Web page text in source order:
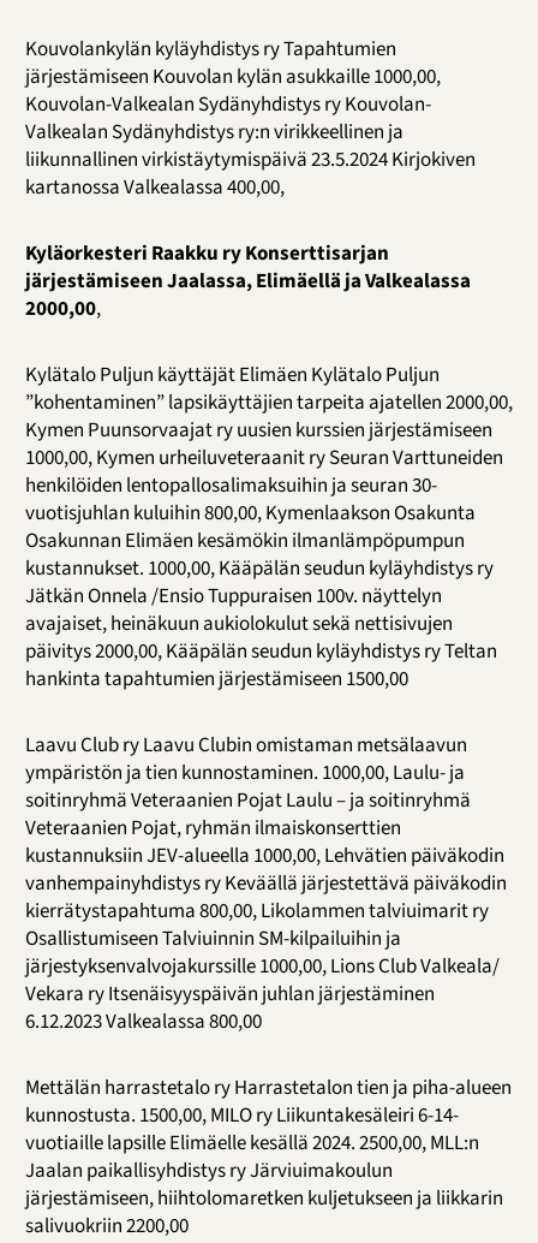
Kouvolankylän kyläyhdistys ry Tapahtumien
järjestämiseen Kouvolan kylän asukkaille 1000,00,
Kouvolan-Valkealan Sydänyhdistys ry Kouvolan-
Valkealan Sydänyhdistys ry:n virikkeellinen ja
liikunnallinen virkistäytymispäivä 23.5.2024 Kirjokiven
kartanossa Valkealassa 400,00,
Kyläorkesteri Raakku ry Konserttisarjan
järjestämiseen Jaalassa, Elimäellä ja Valkealassa
2000,00,
Kylätalo Puljun käyttäjät Elimäen Kylätalo Puljun
”kohentaminen” lapsikäyttäjien tarpeita ajatellen 2000,00,
Kymen Puunsorvaajat ry uusien kurssien järjestämiseen
1000,00, Kymen urheiluveteraanit ry Seuran Varttuneiden
henkilöiden lentopallosalimaksuihin ja seuran 30-
vuotisjuhlan kuluihin 800,00, Kymenlaakson Osakunta
Osakunnan Elimäen kesämökin ilmanlämpöpumpun
kustannukset. 1000,00, Kääpälän seudun kyläyhdistys ry
Jätkän Onnela /Ensio Tuppuraisen 100v. näyttelyn
avajaiset, heinäkuun aukiolokulut sekä nettisivujen
päivitys 2000,00, Kääpälän seudun kyläyhdistys ry Teltan
hankinta tapahtumien järjestämiseen 1500,00
Laavu Club ry Laavu Clubin omistaman metsälaavun
ympäristön ja tien kunnostaminen. 1000,00, Laulu- ja
soitinryhmä Veteraanien Pojat Laulu – ja soitinryhmä
Veteraanien Pojat, ryhmän ilmaiskonserttien
kustannuksiin JEV-alueella 1000,00, Lehvätien päiväkodin
vanhempainyhdistys ry Keväällä järjestettävä päiväkodin
kierrätystapahtuma 800,00, Likolammen talviuimarit ry
Osallistumiseen Talviuinnin SM-kilpailuihin ja
järjestyksenvalvojakurssille 1000,00, Lions Club Valkeala/
Vekara ry Itsenäisyyspäivän juhlan järjestäminen
6.12.2023 Valkealassa 800,00
Mettälän harrastetalo ry Harrastetalon tien ja piha-alueen
kunnostusta. 1500,00, MILO ry Liikuntakesäleiri 6-14-
vuotiaille lapsille Elimäelle kesällä 2024. 2500,00, MLL:n
Jaalan paikallisyhdistys ry Järviuimakoulun
järjestämiseen, hiihtolomaretken kuljetukseen ja liikkarin
salivuokriin 2200,00